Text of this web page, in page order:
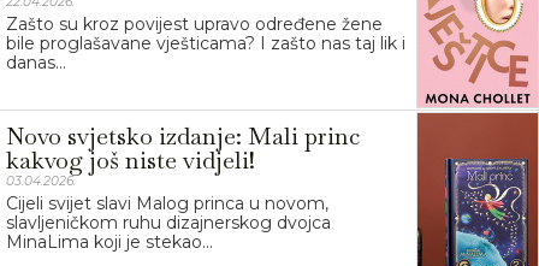
Zašto su kroz povijest upravo određene žene
bile proglašavane vješticama? I zašto nas taj lik i
danas...
Novo svjetsko izdanje: Mali princ
kakvog još niste vidjeli!
03.04.2026.
Cijeli svijet slavi Malog princa u novom,
slavljeničkom ruhu dizajnerskog dvojca
MinaLima koji je stekao...